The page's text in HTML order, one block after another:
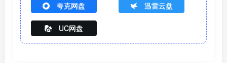
夸克网盘 迅雷云盘
UC网盘